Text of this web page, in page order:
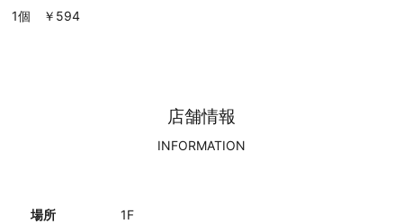
1個 ￥594
店舗情報
INFORMATION
場所 1F